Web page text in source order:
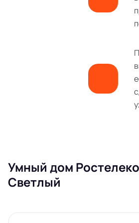
Умный дом
Светлый